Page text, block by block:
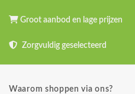
Groot aanbod en lage prijzen
Zorgvuldig geselecteerd
Waarom shoppen via ons?